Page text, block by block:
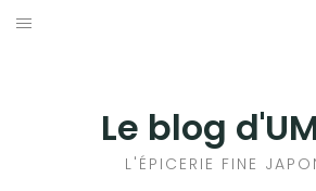
Aller
Le blog
L'ÉPICERIE FINE